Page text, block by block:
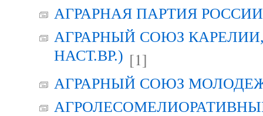
АГРАРНАЯ ПАРТИЯ РОССИИ
АГРАРНЫЙ СОЮЗ КАРЕЛИИ,
НАСТ.ВР.) [1]
АГРАРНЫЙ СОЮЗ